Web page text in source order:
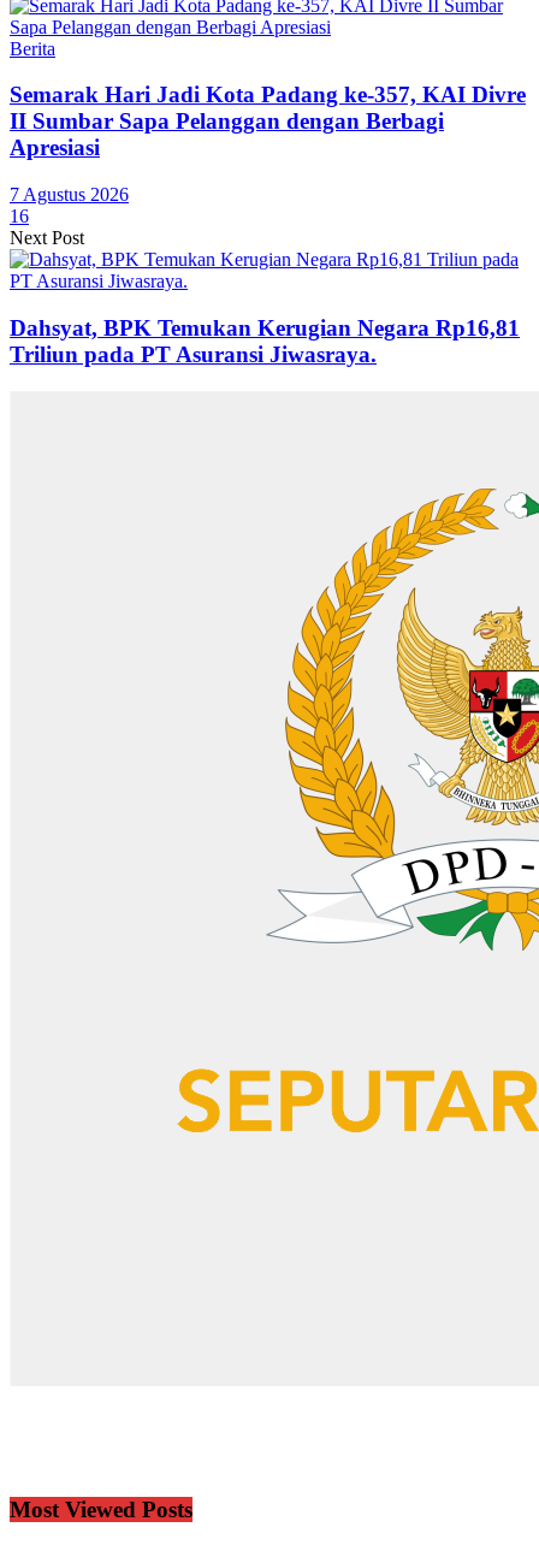
Berita
Semarak Hari Jadi Kota Padang ke-357, KAI Divre
II Sumbar Sapa Pelanggan dengan Berbagi
Apresiasi
7 Agustus 2026
16
Next Post
Dahsyat, BPK Temukan Kerugian Negara Rp16,81
Triliun pada PT Asuransi Jiwasraya.
Most Viewed Posts